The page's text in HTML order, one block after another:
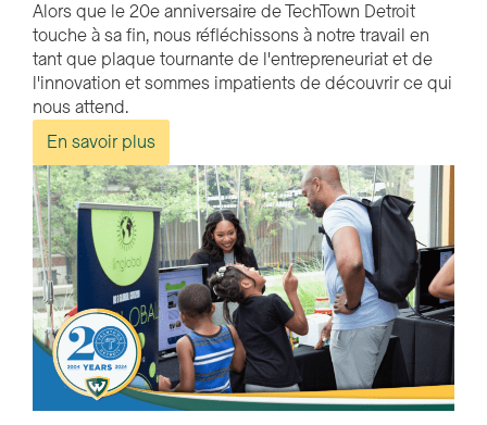
Alors que le 20e anniversaire de TechTown Detroit
touche à sa fin, nous réfléchissons à notre travail en
tant que plaque tournante de l'entrepreneuriat et de
l'innovation et sommes impatients de découvrir ce qui
nous attend.
En savoir plus